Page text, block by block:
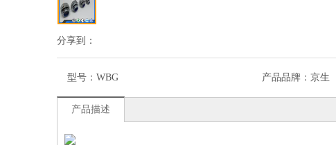
分享到：
型号： WBG 产品品牌： 京生
产品描述